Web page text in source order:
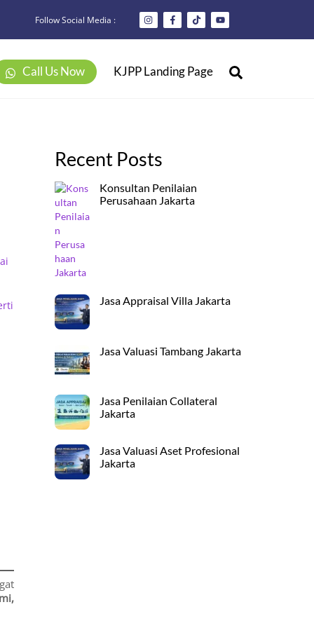
Follow Social Media :
Call Us Now KJPP Landing Page
Recent Posts
Konsultan Penilaian
Perusahaan Jakarta
Jasa Appraisal Villa Jakarta
Jasa Valuasi Tambang Jakarta
Jasa Penilaian Collateral
Jakarta
Jasa Valuasi Aset Profesional
Jakarta